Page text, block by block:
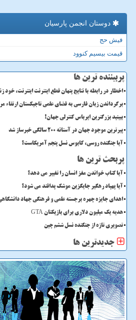
دوستان انجمن پارسیان
فیش حج
قیمت بیسیم کنوود
پربیننده ترین ها
اخطار در رابطه با نتایج پنهان قطع اینترنت اینترنت،
برگرداندن زبان فارسی به فضای علمی تاجیکستان ارتقاء
ببینید بزرگترین ایرباس کنترلی جهان!
پیرترین موجود جهان در آستانه ۲۰۰ سالگی خبرساز شد
آیا جنگنده روسی، کابوس نسل پنجم آمریکاست؟
پربحث ترین ها
آیا کتاب خواندن مغز انسان را تغییر می دهد؟
آیا پهپاد رهگیر جایگزین موشک پدافند می شود؟
اهدای جایزه چهره برجسته علمی و فرهنگی جهاد
هدیه یک میلیون دلاری برای بازیکنان GTA
تصویری تازه از جنگنده نسل ششم چین
جدیدترین ها